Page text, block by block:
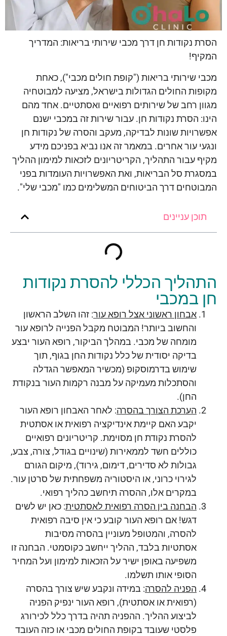
הסרת נקודות חן דרך מכבי שירותי בריאות: המדריך
המקיף!
מכבי שירותי בריאות ("קופת חולים מכבי"), כאחת
מקופות החולים הגדולות בישראל, מציעה למבוטחיה
מגוון רחב של שירותים רפואיים ואסתטיים. אחד מהם
הינו: הסרת נקודות חן. עבור שירות זה במכבי ישנם
אפשרויות שונות לבדיקה, מעקב והסרה של נקודות חן
ונגעי עור אחרים. במאמר זה אנו נביא בפניכם מידע
מקיף עבור התהליך, הקריטריונים לזכאות למימון ההליך
במסגרת סל הבריאות, ואת האפשרויות העומדות בפני
המבוטחים דרך הביטוחים המשלימים כמו "מכבי שלי".
תוכן עניינים
התהליך הכללי להסרת נקודות
חן במכבי
אבחון ראשוני אצל רופא עור: זהו השלב הראשון
והחשוב ביותר! המבוטח מקבל הפנייה לרופא עור
מומחה של מכבי. במהלך הביקור, רופא העור יבצע
בדיקה יסודית של כלל נקודות החן בגוף, תוך
שימוש בדרמוסקופ (מכשיר המאפשר הגדלה
והסתכלות מעמיקה על מבנה רקמות העור בנקודת
החן).
הערכת הצורך בהסרה: לאחר האבחון רופא העור
יקבע האם קיימת אינדיקציה רפואית או אסתטית
להסרת נקודת חן מסוימת. קריטריונים רפואיים
כוללים חשד לממאירות (שינויים בגודל, צורה, צבע,
גבולות לא סדירים, דימום, גירוד), מיקום הגורם
לגירוי כרוני, או היסטוריה משפחתית של סרטן עור.
במקרים אלו, ההסרה תיחשב כהליך רפואי.
הבחנה בין הסרה רפואית לאסתטית: כאן יש לשים
דגש! אם רופא העור קובע כי אין סיבה רפואית
להסרה, והמטופל מעוניין בהסרה מסיבות
אסתטיות בלבד, ההליך ייחשב כקוסמטי. הבחנה זו
משפיעה באופן ישיר על הזכאות למימון ועל המחיר
הסופי אותו תשלמו.
הפניה להסרה: במידה ונקבע שיש צורך בהסרה
(רפואית או אסתטית), רופא העור ינפיק הפניה
לביצוע ההליך. ההפניה תהיה בדרך כלל לכירורג
פלסטי שעובד בקופת החולים מכבי או כזה העובד